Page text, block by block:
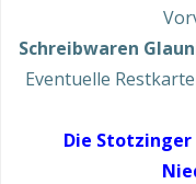
Schreibwaren
Eventuelle
Die Stotzinger